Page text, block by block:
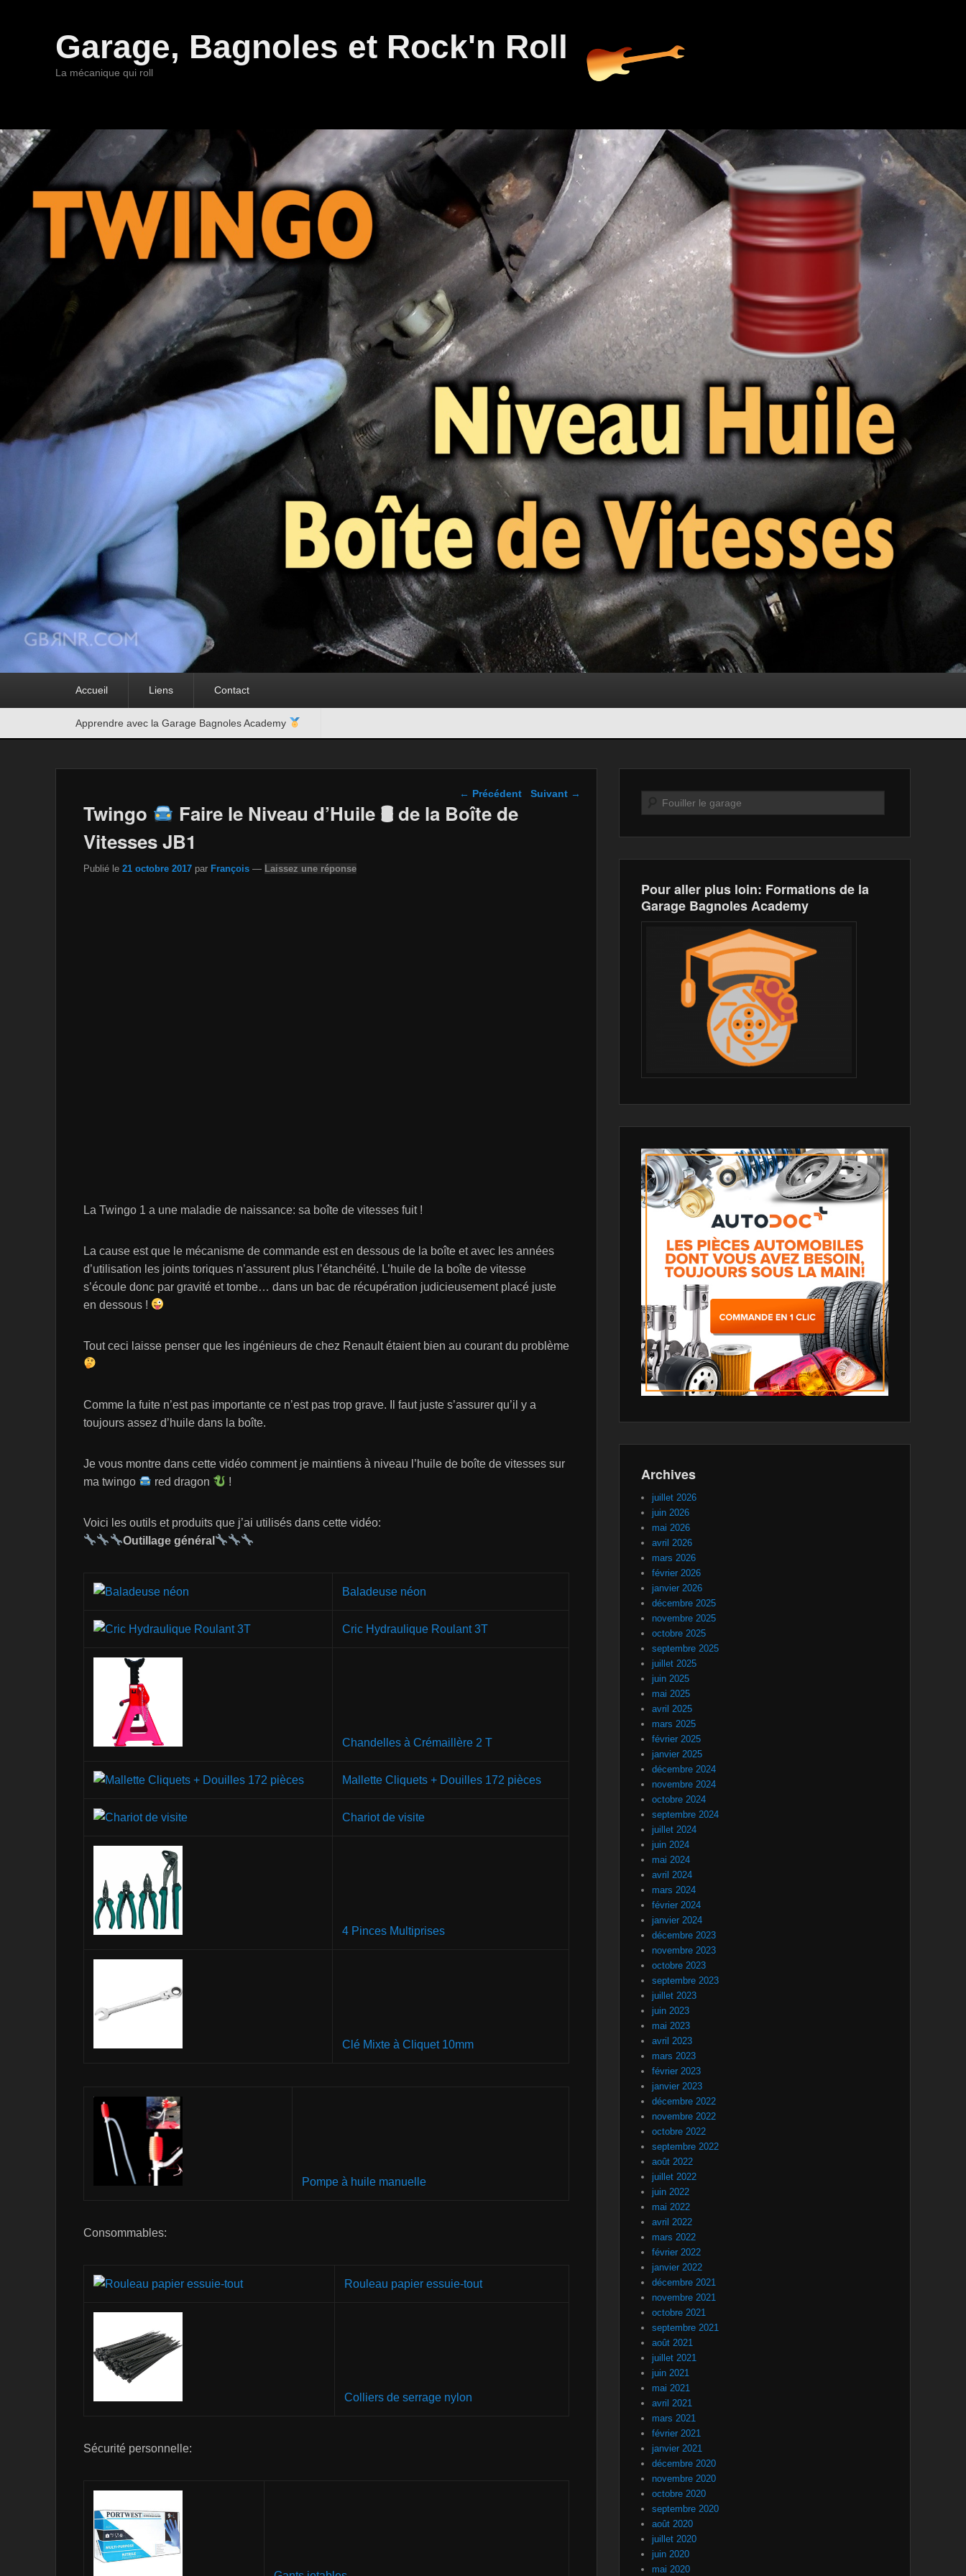
Garage, Bagnoles et Rock'n Roll
La mécanique qui roll
Accueil Liens Contact
Apprendre avec la Garage Bagnoles Academy
Navigation dans les
← Précédent Suivant →
Twingo
Faire le Niveau d’Huile 🛢 de la Boîte de
Vitesses JB1
Publié le 21 octobre 2017 par François — Laissez une réponse
La Twingo 1 a une maladie de naissance: sa boîte de vitesses fuit !
La cause est que le mécanisme de commande est en dessous de la boîte et avec les années
d’utilisation les joints toriques n’assurent plus l’étanchéité. L’huile de la boîte de vitesse
s’écoule donc par gravité et tombe… dans un bac de récupération judicieusement placé juste
en dessous !
Tout ceci laisse penser que les ingénieurs de chez Renault étaient bien au courant du problème
Comme la fuite n’est pas importante ce n’est pas trop grave. Il faut juste s’assurer qu’il y a
toujours assez d’huile dans la boîte.
Je vous montre dans cette vidéo comment je maintiens à niveau l’huile de boîte de vitesses sur
ma twingo
red dragon !
Voici les outils et produits que j’ai utilisés dans cette vidéo:
Outillage général
Baladeuse néon
Cric Hydraulique Roulant 3T
Chandelles à Crémaillère 2 T
Mallette Cliquets + Douilles 172 pièces
Chariot de visite
4 Pinces Multiprises
Clé Mixte à Cliquet 10mm
Pompe à huile manuelle
Consommables:
Rouleau papier essuie-tout
Colliers de serrage nylon
Sécurité personnelle:
Recherche
Pour aller plus loin: Formations de la
Garage Bagnoles Academy
Archives
juillet 2026
juin 2026
mai 2026
avril 2026
mars 2026
février 2026
janvier 2026
décembre 2025
novembre 2025
octobre 2025
septembre 2025
juillet 2025
juin 2025
mai 2025
avril 2025
mars 2025
février 2025
janvier 2025
décembre 2024
novembre 2024
octobre 2024
septembre 2024
juillet 2024
juin 2024
mai 2024
avril 2024
mars 2024
février 2024
janvier 2024
décembre 2023
novembre 2023
octobre 2023
septembre 2023
juillet 2023
juin 2023
mai 2023
avril 2023
mars 2023
février 2023
janvier 2023
décembre 2022
novembre 2022
octobre 2022
septembre 2022
août 2022
juillet 2022
juin 2022
mai 2022
avril 2022
mars 2022
février 2022
janvier 2022
décembre 2021
novembre 2021
octobre 2021
septembre 2021
août 2021
juillet 2021
juin 2021
mai 2021
avril 2021
mars 2021
février 2021
janvier 2021
décembre 2020
novembre 2020
octobre 2020
septembre 2020
août 2020
juillet 2020
juin 2020
mai 2020